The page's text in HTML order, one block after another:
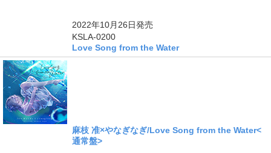
2022年10月26日発売
KSLA-0200
Love Song from the Water
麻枝 准×やなぎなぎ/Love Song from the Water<
通常盤>